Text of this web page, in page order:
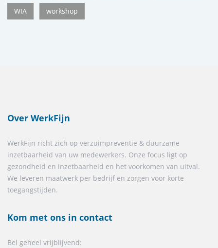
WIA workshop
Over WerkFijn
WerkFijn richt zich op verzuimpreventie & duurzame
inzetbaarheid van uw medewerkers. Onze focus ligt op
gezondheid en inzetbaarheid en het voorkomen van uitval.
We leveren maatwerk per bedrijf en zorgen voor korte
toegangstijden.
Kom met ons in contact
Bel geheel vrijblijvend: